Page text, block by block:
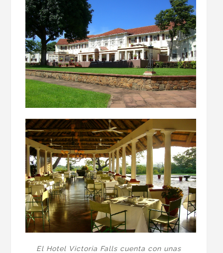
El Hotel Victoria Falls cuenta con unas